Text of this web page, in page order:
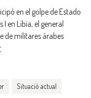
en el golpe de Estado
en Libia, el general
de militares árabes
Situació actual